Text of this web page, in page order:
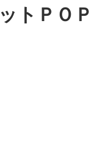
トＰＯ